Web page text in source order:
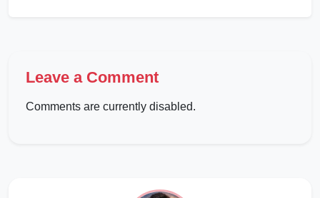
Leave a Comment
Comments are currently disabled.